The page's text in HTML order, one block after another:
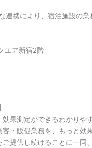
携により、宿泊施設の
エア新宿2階
効果測定ができるわかり
・販促業務を、もっと効
提供し続けることに一同